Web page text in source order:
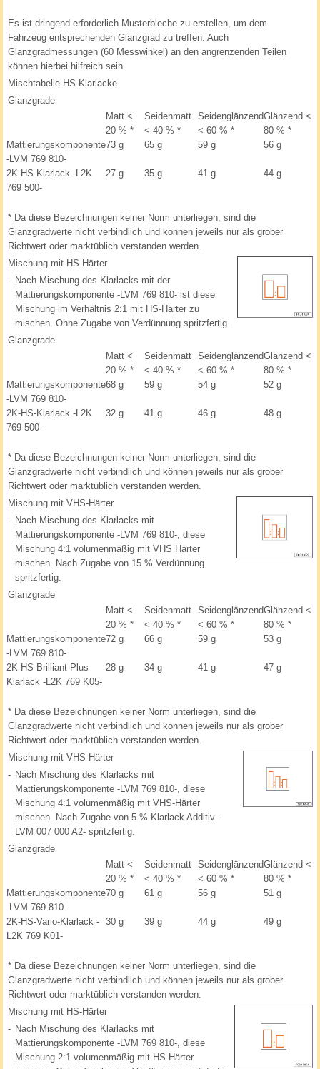
Es ist dringend erforderlich Musterbleche zu erstellen, um dem
Fahrzeug entsprechenden Glanzgrad zu treffen. Auch
Glanzgradmessungen (60 Messwinkel) an den angrenzenden Teilen
können hierbei hilfreich sein.
Mischtabelle HS-Klarlacke
Glanzgrade
Matt <
20 %*
Seidenmatt
< 40 %*
Seidenglänzend
< 60 %*
Glänzend <
80 %*
Mattierungskomponente
-LVM 769 810-
73 g 65 g 59 g 56 g
2K-HS-Klarlack -L2K
769 500-
27 g 35 g 41 g 44 g
* Da diese Bezeichnungen keiner Norm unterliegen, sind die
Glanzgradwerte nicht verbindlich und können jeweils nur als grober
Richtwert oder marktüblich verstanden werden.
Mischung mit HS-Härter
- Nach Mischung des Klarlacks mit der
Mattierungskomponente -LVM 769 810- ist diese
Mischung im Verhältnis 2:1 mit HS-Härter zu
mischen. Ohne Zugabe von Verdünnung spritzfertig.
Glanzgrade
Matt <
20 %*
Seidenmatt
< 40 %*
Seidenglänzend
< 60 %*
Glänzend <
80 %*
Mattierungskomponente
-LVM 769 810-
68 g 59 g 54 g 52 g
2K-HS-Klarlack -L2K
769 500-
32 g 41 g 46 g 48 g
* Da diese Bezeichnungen keiner Norm unterliegen, sind die
Glanzgradwerte nicht verbindlich und können jeweils nur als grober
Richtwert oder marktüblich verstanden werden.
Mischung mit VHS-Härter
- Nach Mischung des Klarlacks mit
Mattierungskomponente -LVM 769 810-, diese
Mischung 4:1 volumenmäßig mit VHS Härter
mischen. Nach Zugabe von 15 % Verdünnung
spritzfertig.
Glanzgrade
Matt <
20 %*
Seidenmatt
< 40 %*
Seidenglänzend
< 60 %*
Glänzend <
80 %*
Mattierungskomponente
-LVM 769 810-
72 g 66 g 59 g 53 g
2K-HS-Brilliant-Plus-
Klarlack -L2K 769 K05-
28 g 34 g 41 g 47 g
* Da diese Bezeichnungen keiner Norm unterliegen, sind die
Glanzgradwerte nicht verbindlich und können jeweils nur als grober
Richtwert oder marktüblich verstanden werden.
Mischung mit VHS-Härter
- Nach Mischung des Klarlacks mit
Mattierungskomponente -LVM 769 810-, diese
Mischung 4:1 volumenmäßig mit VHS-Härter
mischen. Nach Zugabe von 5 % Klarlack Additiv -
LVM 007 000 A2- spritzfertig.
Glanzgrade
Matt <
20 %*
Seidenmatt
< 40 %*
Seidenglänzend
< 60 %*
Glänzend <
80 %*
Mattierungskomponente
-LVM 769 810-
70 g 61 g 56 g 51 g
2K-HS-Vario-Klarlack -
L2K 769 K01-
30 g 39 g 44 g 49 g
* Da diese Bezeichnungen keiner Norm unterliegen, sind die
Glanzgradwerte nicht verbindlich und können jeweils nur als grober
Richtwert oder marktüblich verstanden werden.
Mischung mit HS-Härter
- Nach Mischung des Klarlacks mit
Mattierungskomponente -LVM 769 810-, diese
Mischung 2:1 volumenmäßig mit HS-Härter